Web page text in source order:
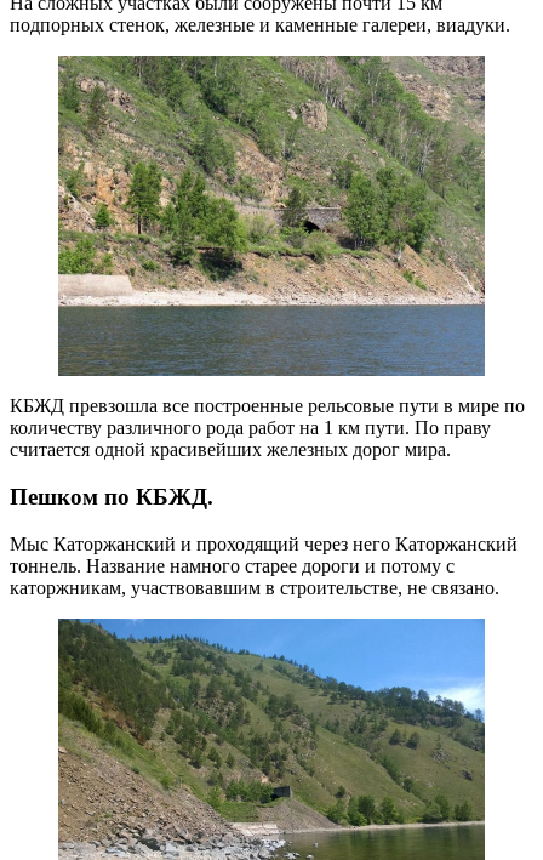
подпорных стенок, железные и каменные галереи, виадуки.
КБЖД превзошла все построенные рельсовые пути в мире по
количеству различного рода работ на 1 км пути. По праву
считается одной красивейших железных дорог мира.
Пешком по КБЖД.
Мыс Каторжанский и проходящий через него Каторжанский
тоннель. Название намного старее дороги и потому с
каторжникам, участвовавшим в строительстве, не связано.